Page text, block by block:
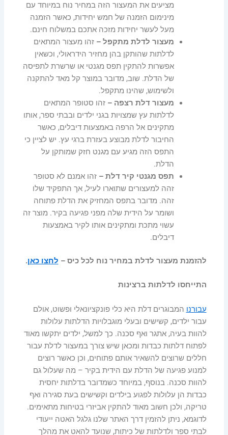
מציעים את המעצור הזה במחיר נוח במיוחד עם
מינימום הזמנה של חמש יחידות, כאשר הזמנה
מעל לעשר יחידות מזכה אתכם במשלוח חינם.
מעצור לדלת מתקפל – זהו מעצור המתאים
לדלתות שהותקן בהן מחזיר הידראולי, וכשאין
אפשרות להתקין תפס מגנטי או שרשרת לתפיסה
של הדלת. שוב, מדובר במוצר קל מאד להתקנה
ולשימוש, שהינו מתקפל.
מעצור דלת רצפה – זהו סטופר המתאים
לדלתות עץ שמצויות בגני ילדים ובבתי ספר, אותו
מתקינים אל הרפה באמצעות דיבלים, כאשר
החיבור לדלת מבוצע בעזרת ברגי עץ. יש לציין כי
התפס הזה מגיע עם מגנט חזק שמותקן על
הדלת.
תפס מגנטי קיר דלת – זהו אמנם לא סטופר
זהה למעצורים שתוארו לעיל, אך התפקיד שלו
זהה. מדובר בתפס המחזיק את הדלת פתוחה
ושומר על הידית שלה מפני פגיעה בקיר. מוצר זה
עשוי מתכת ומתקינים אותו לקיר באמצעות
דיבלים.
להזמנת מעצור לדלת במחיר נוח לכל כיס – לחצו כאן.
התייחסו לדלתות ברצינות
עבורנו המבוגרים דלת היא כלי פונקציונאלי ופשוט, אולם
עבור ילדים, קשישים ובעלי מוגבלויות הדלתות עלולות
להוות בעיה, אתגר ואף סכנה. כך למשל, ילדים יתקשו מאוד
לפתוח דלתות כבדות ומכאן שיש צורך במעצור לדלת עבור
חללים שרוצים להשאיר אותם פתוחים, וכן כאשר רוצים
למנוע פגיעה של הדלת עם הידית בקיר – מה שעלול גם
להוות סכנה. בנוסף, במיוחד כשמדובר בדלתות יחסית
כבדות הן עלולות לפגוע בילדים וקשישים בעת סגירה ואף
טריקה, ולכן חשוב מאוד להתקין אביזרי בטיחות מתאימים.
לדוגמא, ניתן להזמין דרך האתר שלנו גלגל האטה ייעודי
לבתי ספר ולדלתות של כיתות, שנועד להאט את מהלך